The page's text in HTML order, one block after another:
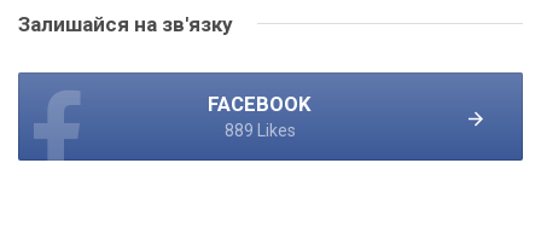
Залишайся на зв'язку
FACEBOOK
889 Likes